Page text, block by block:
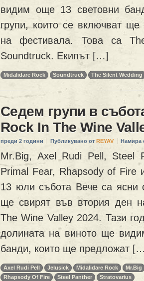
видим още 13 световни
групи, които се включват
на фестивала. Това са
Soundtruck. Екипът […]
Midalidare Rock Soundtruck The Silent Wedding
Седем групи в
Rock In The Wine
преди 2 години Публикувано от REYAV Намира
Mr.Big, Axel Rudi Pell, Steel
Primal Fear, Rhapsody of Fire
13 юли събота Вече са ясни
ще свирят във втoрия ден
The Wine Valley 2024. Тази
долината на виното ще
банди, които ще предложат
Axel Rudi Pell Jelusick Midalidare Rock
Mr.Big
Rhapsody Of Fire
Steel Panther Stratovarius